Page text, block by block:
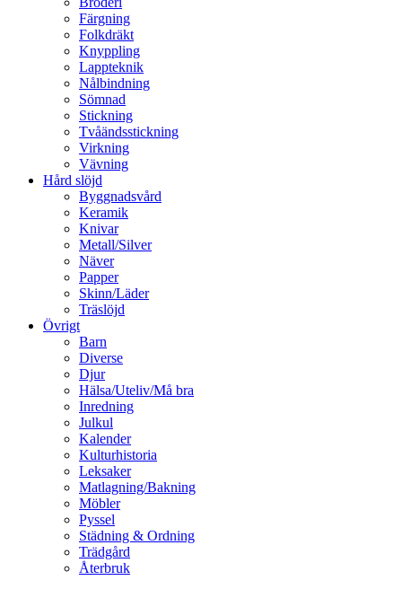
Färgning
Folkdräkt
Knyppling
Lappteknik
Nålbindning
Sömnad
Stickning
Tvåändsstickning
Virkning
Vävning
Hård slöjd
Byggnadsvård
Keramik
Knivar
Metall/Silver
Näver
Papper
Skinn/Läder
Träslöjd
Övrigt
Barn
Diverse
Djur
Hälsa/Uteliv/Må bra
Inredning
Julkul
Kalender
Kulturhistoria
Leksaker
Matlagning/Bakning
Möbler
Pyssel
Städning & Ordning
Trädgård
Återbruk